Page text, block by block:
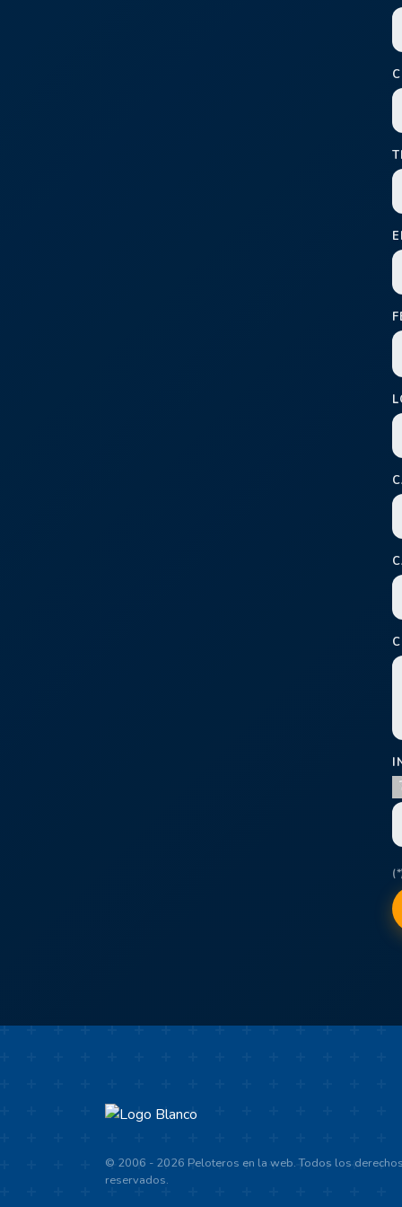
© 2006 - 2026 Peloteros en la web. Todos los
reservados.